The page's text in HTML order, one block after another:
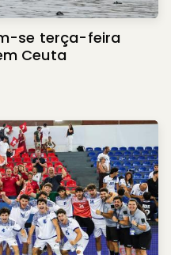
se terça-feira
Ceuta